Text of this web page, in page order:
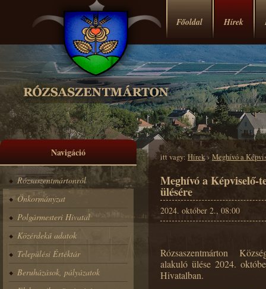
Főoldal Hírek
Navigáció
Rózsaszentmártonról
Önkormányzat
Polgármesteri Hivatal
Közérdekű adatok
Települési Értéktár
Beruházások, pályázatok
itt vagy: Hírek›Meghívó a
Meghívó a Képviselő-
ülésére
2024. október 2., 08:00
Rózsaszentmárton
alakuló ülése 2024.
Hivatalban.